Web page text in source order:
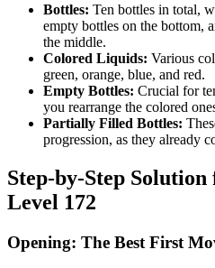
Bottles: Ten bottles in total,
empty bottles on the bottom,
the middle.
Colored Liquids: Various
green, orange, blue, and red.
Empty Bottles: Crucial for
you rearrange the colored
Partially Filled Bottles:
progression, as they already
Step-by-Step
Level 172
Opening: The Best First